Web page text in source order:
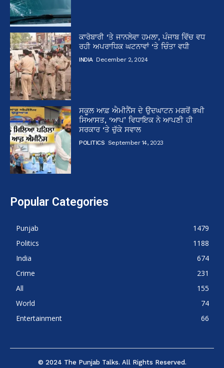
ਕਾਰੋਬਾਰੀ ‘ਤੇ ਜਾਨਲੇਵਾ ਹਮਲਾ, ਪੰਜਾਬ ਵਿੱਚ ਵਧ
ਰਹੀ ਅਪਰਾਧਿਕ ਘਟਨਾਵਾਂ ‘ਤੇ ਚਿੰਤਾ ਵਧੀ
INDIA December 2, 2024
ਸਕੂਲ ਆਫ਼ ਐਮੀਨੈਂਸ ਦੇ ਉਦਘਾਟਨ ਮਗਰੋਂ ਭਖੀ
ਸਿਆਸਤ, ‘ਆਪ’ ਵਿਧਾਇਕ ਨੇ ਆਪਣੀ ਹੀ
ਸਰਕਾਰ ‘ਤੇ ਚੁੱਕੇ ਸਵਾਲ
POLITICS September 14, 2023
Popular Categories
Punjab
1479
Politics
1188
India
674
Crime
231
All
155
World
74
Entertainment
66
© 2024 The Punjab Talks. All Rights Reserved.